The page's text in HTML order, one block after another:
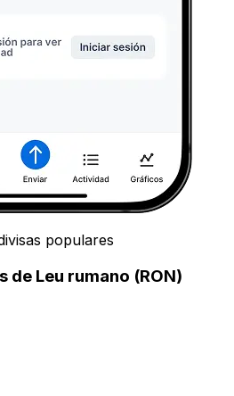
populares
Leu rumano (RON)